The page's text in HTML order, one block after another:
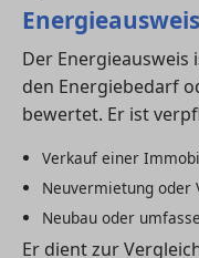
Der Energieausweis
den Energiebedarf
bewertet. Er ist
Verkauf einer
Neuvermietung oder
Neubau oder
Er dient zur